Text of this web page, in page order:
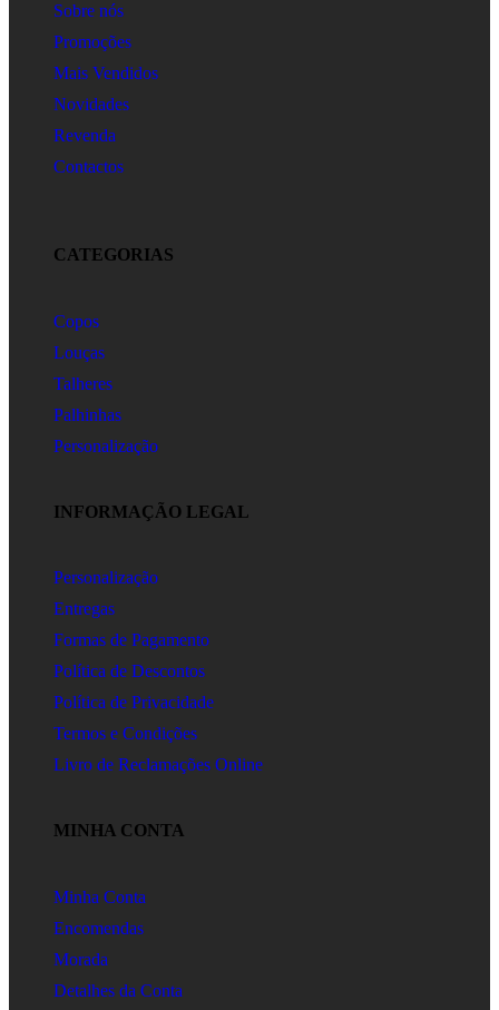
Sobre nós
Promoções
Mais Vendidos
Novidades
Revenda
Contactos
CATEGORIAS
Copos
Louças
Talheres
Palhinhas
Personalização
INFORMAÇÃO LEGAL
Personalização
Entregas
Formas de Pagamento
Política de Descontos
Política de Privacidade
Termos e Condições
Livro de Reclamações Online
MINHA CONTA
Minha Conta
Encomendas
Morada
Detalhes da Conta